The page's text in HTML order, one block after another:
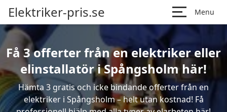
Elektriker-pris.se Menu
Få 3 offerter från en elektriker eller
elinstallatör i Spångsholm här!
Hämta 3 gratis och icke bindande offerter från en
elektriker i Spångsholm – helt utan kostnad! Få